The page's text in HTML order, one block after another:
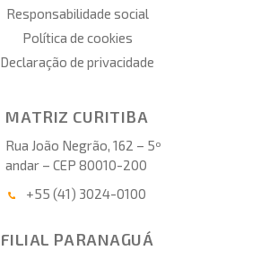
Responsabilidade social
Política de cookies
Declaração de privacidade
MATRIZ CURITIBA
Rua João Negrão, 162 – 5º
andar – CEP 80010-200
+55 (41) 3024-0100
FILIAL PARANAGUÁ